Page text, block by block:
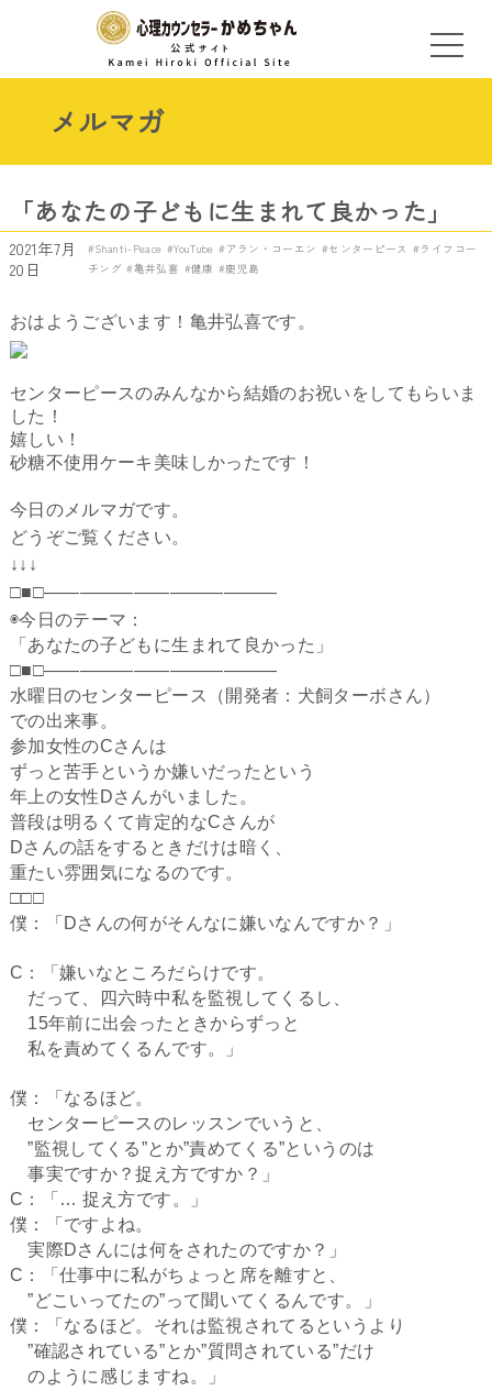
メルマガ
「あなたの子どもに生まれて良かった」
2021年7月
20日
Shanti-Peace YouTube アラン・コーエン センターピース
ライフコー
チング
亀井弘喜 健康 鹿児島
おはようございます！亀井弘喜です。
センターピースのみんなから結婚のお祝いをしてもらいま
した！
嬉しい！
砂糖不使用ケーキ美味しかったです！
今日のメルマガです。
どうぞご覧ください。
↓↓↓
□■□―――――――――――――
◉今日のテーマ：
「あなたの子どもに生まれて良かった」
□■□—————————————
水曜日のセンターピース（開発者：犬飼ターボさん）
での出来事。
参加女性のCさんは
ずっと苦手というか嫌いだったという
年上の女性Dさんがいました。
普段は明るくて肯定的なCさんが
Dさんの話をするときだけは暗く、
重たい雰囲気になるのです。
□□□
僕：「Dさんの何がそんなに嫌いなんですか？」
C：「嫌いなところだらけです。
だって、四六時中私を監視してくるし、
15年前に出会ったときからずっと
私を責めてくるんです。」
僕：「なるほど。
センターピースのレッスンでいうと、
”監視してくる”とか”責めてくる”というのは
事実ですか？捉え方ですか？」
C：「… 捉え方です。」
僕：「ですよね。
実際Dさんには何をされたのですか？」
C：「仕事中に私がちょっと席を離すと、
”どこいってたの”って聞いてくるんです。」
僕：「なるほど。それは監視されてるというより
”確認されている”とか”質問されている”だけ
のように感じますね。」